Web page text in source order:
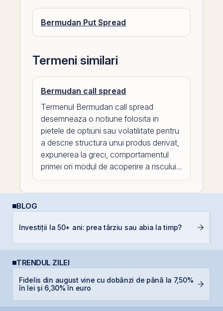
Bermudan Put Spread
Termeni similari
Bermudan call spread
Termenul Bermudan call spread
desemneaza o notiune folosita in
pietele de optiuni sau volatilitate pentru
a descrie structura unui produs derivat,
expunerea la greci, comportamentul
primei ori modul de acoperire a riscului....
BLOG
Investiții la 50+ ani: prea târziu sau abia la timp?
TRENDUL ZILEI
Fidelis din august vine cu dobânzi de până la 7,50%
în lei și 6,30% în euro